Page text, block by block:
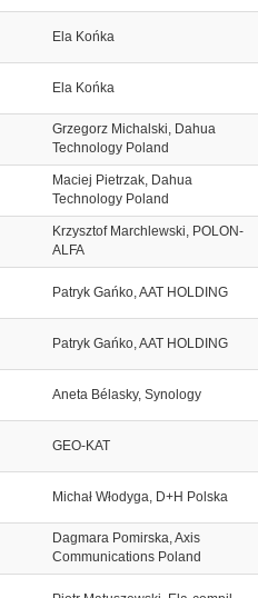
Ela Końka
Ela Końka
Grzegorz Michalski, Dahua
Technology Poland
Maciej Pietrzak, Dahua
Technology Poland
Krzysztof Marchlewski, POLON-
ALFA
Patryk Gańko, AAT HOLDING
Patryk Gańko, AAT HOLDING
Aneta Bélasky, Synology
GEO-KAT
Michał Włodyga, D+H Polska
Dagmara Pomirska, Axis
Communications Poland